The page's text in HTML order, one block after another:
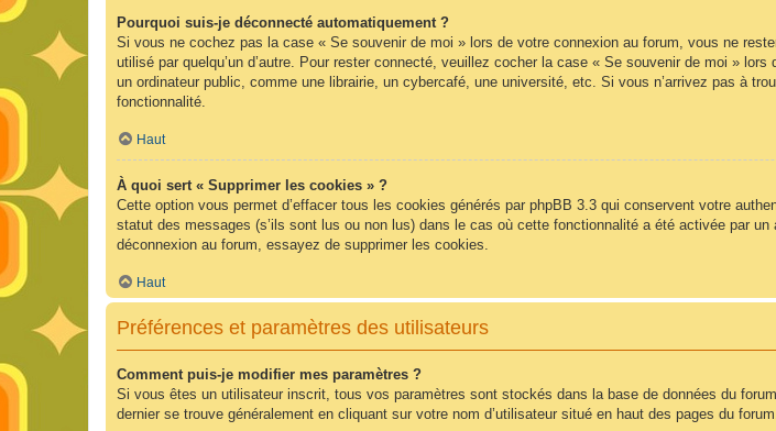
Pourquoi suis-je déconnecté automatiquement ?
Si vous ne cochez pas la case « Se souvenir de moi » lors de votre connexion au forum, vous ne
utilisé par quelqu’un d’autre. Pour rester connecté, veuillez cocher la case « Se souvenir de moi »
un ordinateur public, comme une librairie, un cybercafé, une université, etc. Si vous n’arrivez pas à
fonctionnalité.
Haut
À quoi sert « Supprimer les cookies » ?
Cette option vous permet d’effacer tous les cookies générés par phpBB 3.3 qui conservent votre
statut des messages (s’ils sont lus ou non lus) dans le cas où cette fonctionnalité a été activée par
déconnexion au forum, essayez de supprimer les cookies.
Haut
Préférences et paramètres des utilisateurs
Comment puis-je modifier mes paramètres ?
Si vous êtes un utilisateur inscrit, tous vos paramètres sont stockés dans la base de données du
dernier se trouve généralement en cliquant sur votre nom d’utilisateur situé en haut des pages du